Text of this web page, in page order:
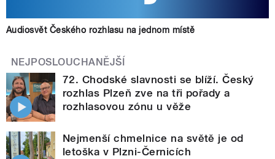
Audiosvět Českého rozhlasu na jednom místě
NEJPOSLOUCHANĚJŠÍ
72. Chodské slavnosti se blíží. Český
rozhlas Plzeň zve na tři pořady a
rozhlasovou zónu u věže
Nejmenší chmelnice na světě je od
letoška v Plzni-Černicích